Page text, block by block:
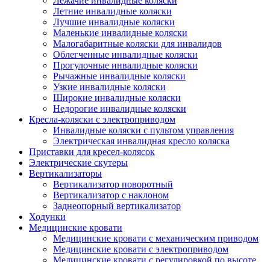
Летние инвалидные коляски
Лучшие инвалидные коляски
Маленькие инвалидные коляски
Малогабаритные коляски для инвалидов
Облегченные инвалидные коляски
Прогулочные инвалидные коляски
Рычажные инвалидные коляски
Узкие инвалидные коляски
Широкие инвалидные коляски
Недорогие инвалидные коляски
Кресла-коляски с электроприводом
Инвалидные коляски с пультом управления
Электрическая инвалидная кресло коляска
Приставки для кресел-колясок
Электрические скутеры
Вертикализаторы
Вертикализатор поворотный
Вертикализатор с наклоном
Заднеопорный вертикализатор
Ходунки
Медицинские кровати
Медицинские кровати с механическим приводом
Медицинские кровати с электроприводом
Медицинские кровати с регулировкой по высоте